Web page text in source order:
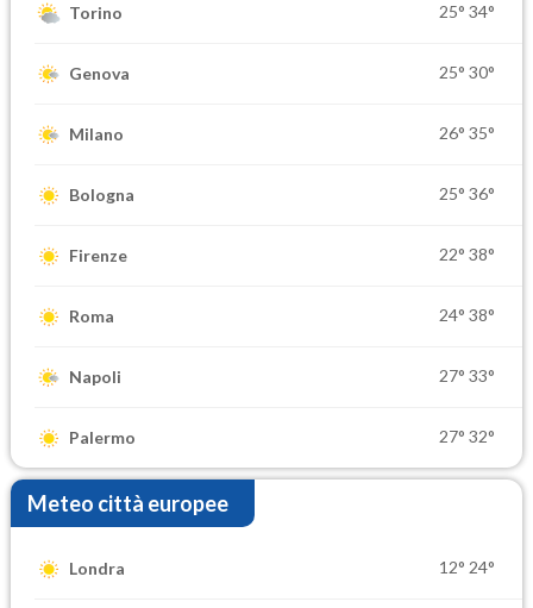
Torino 25° 34°
Genova 25° 30°
Milano 26° 35°
Bologna 25° 36°
Firenze 22° 38°
Roma 24° 38°
Napoli 27° 33°
Palermo 27° 32°
Meteo città europee
Londra 12° 24°